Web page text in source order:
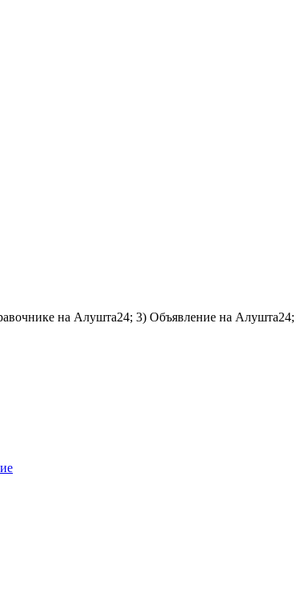
на Алушта24; 3) Объявление на